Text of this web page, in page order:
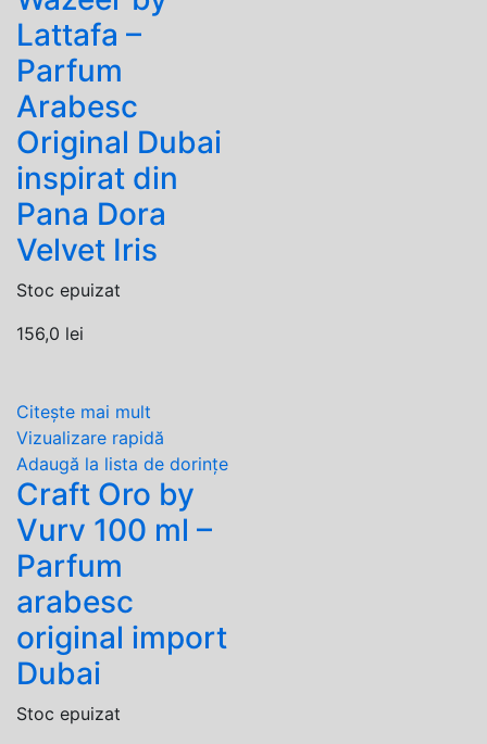
Lattafa –
Parfum
Arabesc
Original Dubai
inspirat din
Pana Dora
Velvet Iris
Stoc epuizat
156,0 lei
Citește mai mult
Vizualizare rapidă
Adaugă la lista de dorințe
Craft Oro by
Vurv 100 ml –
Parfum
arabesc
original import
Dubai
Stoc epuizat